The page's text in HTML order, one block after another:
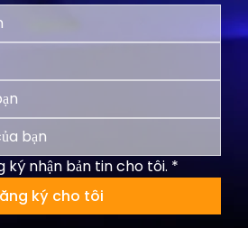
ký nhận bản tin cho tôi. *
ký cho tôi